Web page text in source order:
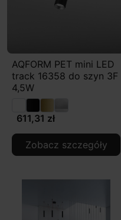
AQFORM PET mini LED
track 16358 do szyn 3F
4,5W
611,31 zł
Zobacz szczegóły